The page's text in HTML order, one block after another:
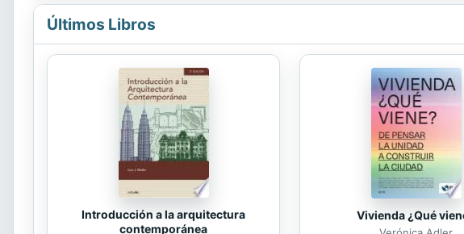
Últimos Libros
Introducción a la arquitectura
contemporánea
Vivienda ¿Qué